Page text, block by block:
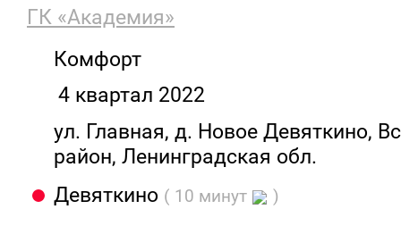
ГК «Академия»
Комфорт
4 квартал 2022
ул. Главная, д. Новое Девяткино,
район, Ленинградская обл.
Девяткино ( 10 минут )